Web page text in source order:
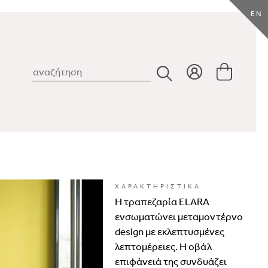
EN
ΧΑΡΑΚΤΗΡΙΣΤΙΚΑ
ΗτραπεζαρίαELARA
ενσωματώνειμεταμοντέρνο
designμεεκλεπτυσμένες
λεπτομέρειες.Ηοβάλ
επιφάνειάτηςσυνδυάζει